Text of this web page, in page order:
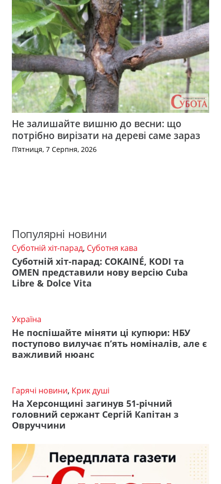
Не залишайте вишню до весни: що
потрібно вирізати на дереві саме зараз
П’ятниця, 7 Серпня, 2026
Популярні новини
Суботній хіт-парад, Суботня кава
Суботній хіт-парад: COKAINÉ, KODI та
OMEN представили нову версію Cuba
Libre & Dolce Vita
Україна
Не поспішайте міняти ці купюри: НБУ
поступово вилучає п’ять номіналів, але є
важливий нюанс
Гарячі новини, Крик душі
На Херсонщині загинув 51-річний
головний сержант Сергій Капітан з
Овруччини